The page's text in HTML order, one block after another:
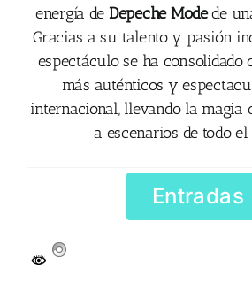
energía de Depeche Modede
Gracias a su talento y pasión
espectáculo se ha consolidado
más auténticos y
internacional, llevando la magia
a escenarios de todo
Entradas